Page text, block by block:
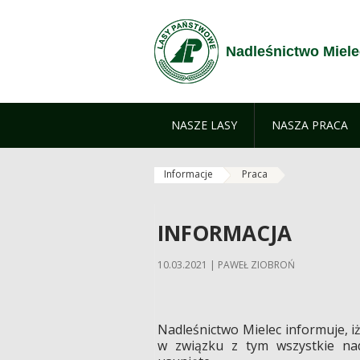
Nadleśnictwo
NASZE LASY NASZA PRACA
Informacje Praca
INFORMACJA
10.03.2021 | PAWEŁ ZIOBROŃ
Nadleśnictwo Mielec informuje,
w związku z tym wszystkie